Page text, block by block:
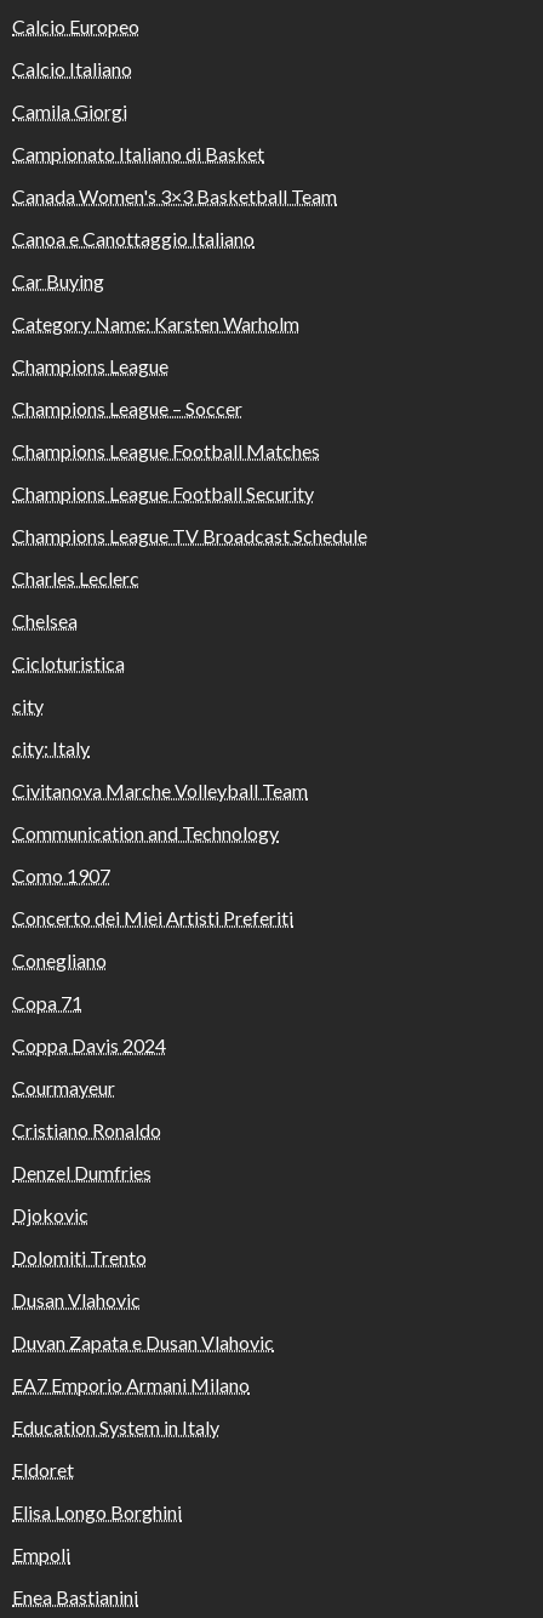
Calcio Europeo
Calcio Italiano
Camila Giorgi
Campionato Italiano di Basket
Canada Women's 3×3 Basketball Team
Canoa e Canottaggio Italiano
Car Buying
Category Name: Karsten Warholm
Champions League
Champions League – Soccer
Champions League Football Matches
Champions League Football Security
Champions League TV Broadcast Schedule
Charles Leclerc
Chelsea
Cicloturistica
city
city: Italy
Civitanova Marche Volleyball Team
Communication and Technology
Como 1907
Concerto dei Miei Artisti Preferiti
Conegliano
Copa 71
Coppa Davis 2024
Courmayeur
Cristiano Ronaldo
Denzel Dumfries
Djokovic
Dolomiti Trento
Dusan Vlahovic
Duvan Zapata e Dusan Vlahovic
EA7 Emporio Armani Milano
Education System in Italy
Eldoret
Elisa Longo Borghini
Empoli
Enea Bastianini